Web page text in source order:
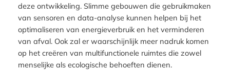
deze ontwikkeling. Slimme gebouwen die gebruikmaken
van sensoren en data-analyse kunnen helpen bij het
optimaliseren van energieverbruik en het verminderen
van afval. Ook zal er waarschijnlijk meer nadruk komen
op het creëren van multifunctionele ruimtes die zowel
menselijke als ecologische behoeften dienen.